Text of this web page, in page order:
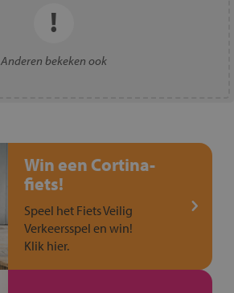
Anderen bekeken ook
Win een Cortina-
fiets!
Speel het Fiets Veilig
Verkeersspel en win!
Klik hier.